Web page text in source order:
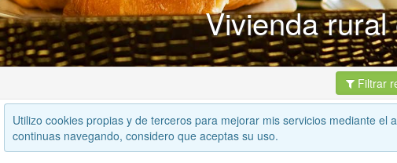
Vivienda
Filtrar
Utilizo cookies propias y de terceros para mejorar mis servicios mediante el
continuas navegando, considero que aceptas su uso.